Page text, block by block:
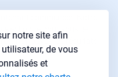
notre site afin
utilisateur, de vous
et
Retrouvez les résultats
mobile